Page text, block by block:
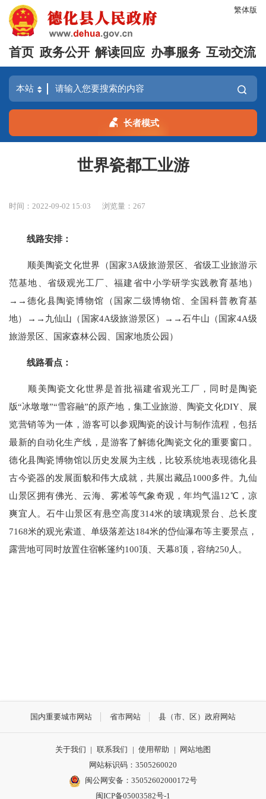
繁体版
首页 政务公开 解读回应 办事服务 互动交流
长者模式
世界瓷都工业游
时间：2022-09-02 15:03 浏览量：267
线路安排：
顺美陶瓷文化世界（国家3A级旅游景区、省级工业旅游示
范基地、省级观光工厂、福建省中小学研学实践教育基地）
→→德化县陶瓷博物馆（国家二级博物馆、全国科普教育基
地）→→九仙山（国家4A级旅游景区）→→石牛山（国家4A级
旅游景区、国家森林公园、国家地质公园）
线路看点：
顺美陶瓷文化世界是首批福建省观光工厂，同时是陶瓷
版“冰墩墩”“雪容融”的原产地，集工业旅游、陶瓷文化DIY、展
览营销等为一体，游客可以参观陶瓷的设计与制作流程，包括
最新的自动化生产线，是游客了解德化陶瓷文化的重要窗口。
德化县陶瓷博物馆以历史发展为主线，比较系统地表现德化县
古今瓷器的发展面貌和伟大成就，共展出藏品1000多件。九仙
山景区拥有佛光、云海、雾凇等气象奇观，年均气温12℃，凉
爽宜人。石牛山景区有悬空高度314米的玻璃观景台、总长度
7168米的观光索道、单级落差达184米的岱仙瀑布等主要景点，
露营地可同时放置住宿帐篷约100顶、天幕8顶，容纳250人。
国内重要城市网站 省市网站 县（市、区）政府网站
关于我们 | 联系我们 | 使用帮助 |
网站地图
网站标识码：3505260020
闽公网安备：35052602000172号
闽ICP备05003582号-1